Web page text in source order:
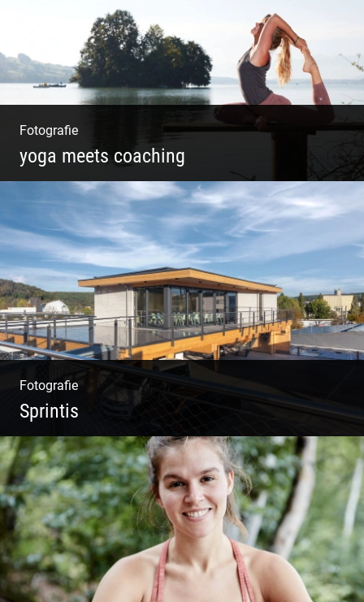
Fotografie
yoga meets coaching
Sonnengruß Katharina Kirchner
Fotografie
Sprintis
Wer will nicht dort arbeiten?